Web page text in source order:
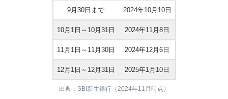
9月30日まで 2024年10月10日
10月1日～10月31日 2024年11月8日
11月1日～11月30日 2024年12月6日
12月1日～12月31日 2025年1月10日
出典：SBI新生銀行（2024年11月時点）